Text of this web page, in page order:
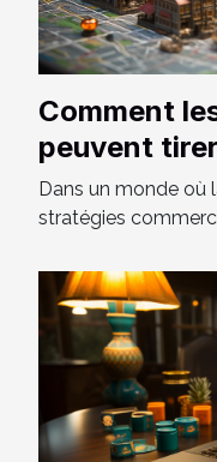
Comment
peuvent
en ligne
Dans un monde où
stratégies